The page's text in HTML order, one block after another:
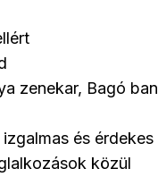
zenekar, Bagó
és érdekes
közül